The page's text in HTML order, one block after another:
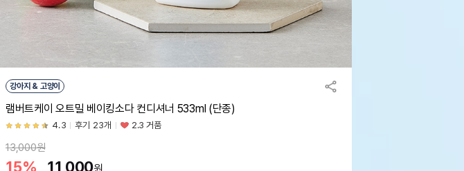
강아지 & 고양이
램버트케이 오트밀 베이킹소다 컨디셔너 533ml (단종)
4.3 후기 23개 2.3 거품
13,000원
15% 11,000